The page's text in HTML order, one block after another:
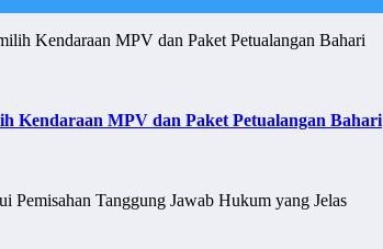
Kendaraan MPV dan Paket Petualangan Bahari